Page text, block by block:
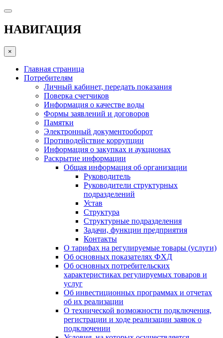
НАВИГАЦИЯ
×
Главная страница
Потребителям
Личный кабинет, передать показания
Поверка счетчиков
Информация о качестве воды
Формы заявлений и договоров
Памятки
Электронный документооборот
Противодействие коррупции
Информация о закупках и аукционах
Раскрытие информации
Общая информация об организации
Руководитель
Руководители структурных
подразделений
Устав
Структура
Структурные подразделения
Задачи, функции предприятия
Контакты
О тарифах на регулируемые товары (услуги)
Об основных показателях ФХД
Об основных потребительских
характеристиках регулируемых товаров и
услуг
Об инвестиционных программах и отчетах
об их реализации
О технической возможности подключения,
регистрации и ходе реализации заявок о
подключении